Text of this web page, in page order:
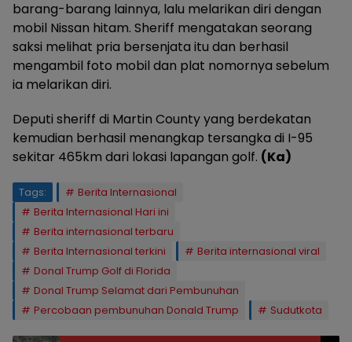
barang-barang lainnya, lalu melarikan diri dengan
mobil Nissan hitam. Sheriff mengatakan seorang
saksi melihat pria bersenjata itu dan berhasil
mengambil foto mobil dan plat nomornya sebelum
ia melarikan diri.
Deputi sheriff di Martin County yang berdekatan
kemudian berhasil menangkap tersangka di I-95
sekitar 465km dari lokasi lapangan golf. (Ka)
Tags:
Berita Internasional
Berita Internasional Hari ini
Berita internasional terbaru
Berita Internasional terkini
Berita internasional viral
Donal Trump Golf di Florida
Donal Trump Selamat dari Pembunuhan
Percobaan pembunuhan Donald Trump
Sudutkota